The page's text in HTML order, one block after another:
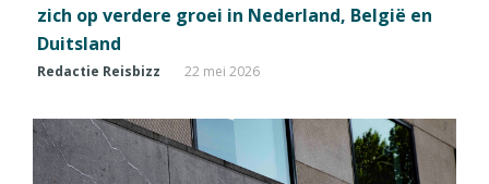
zich op verdere groei in Nederland, België en
Duitsland
Redactie Reisbizz 22 mei 2026